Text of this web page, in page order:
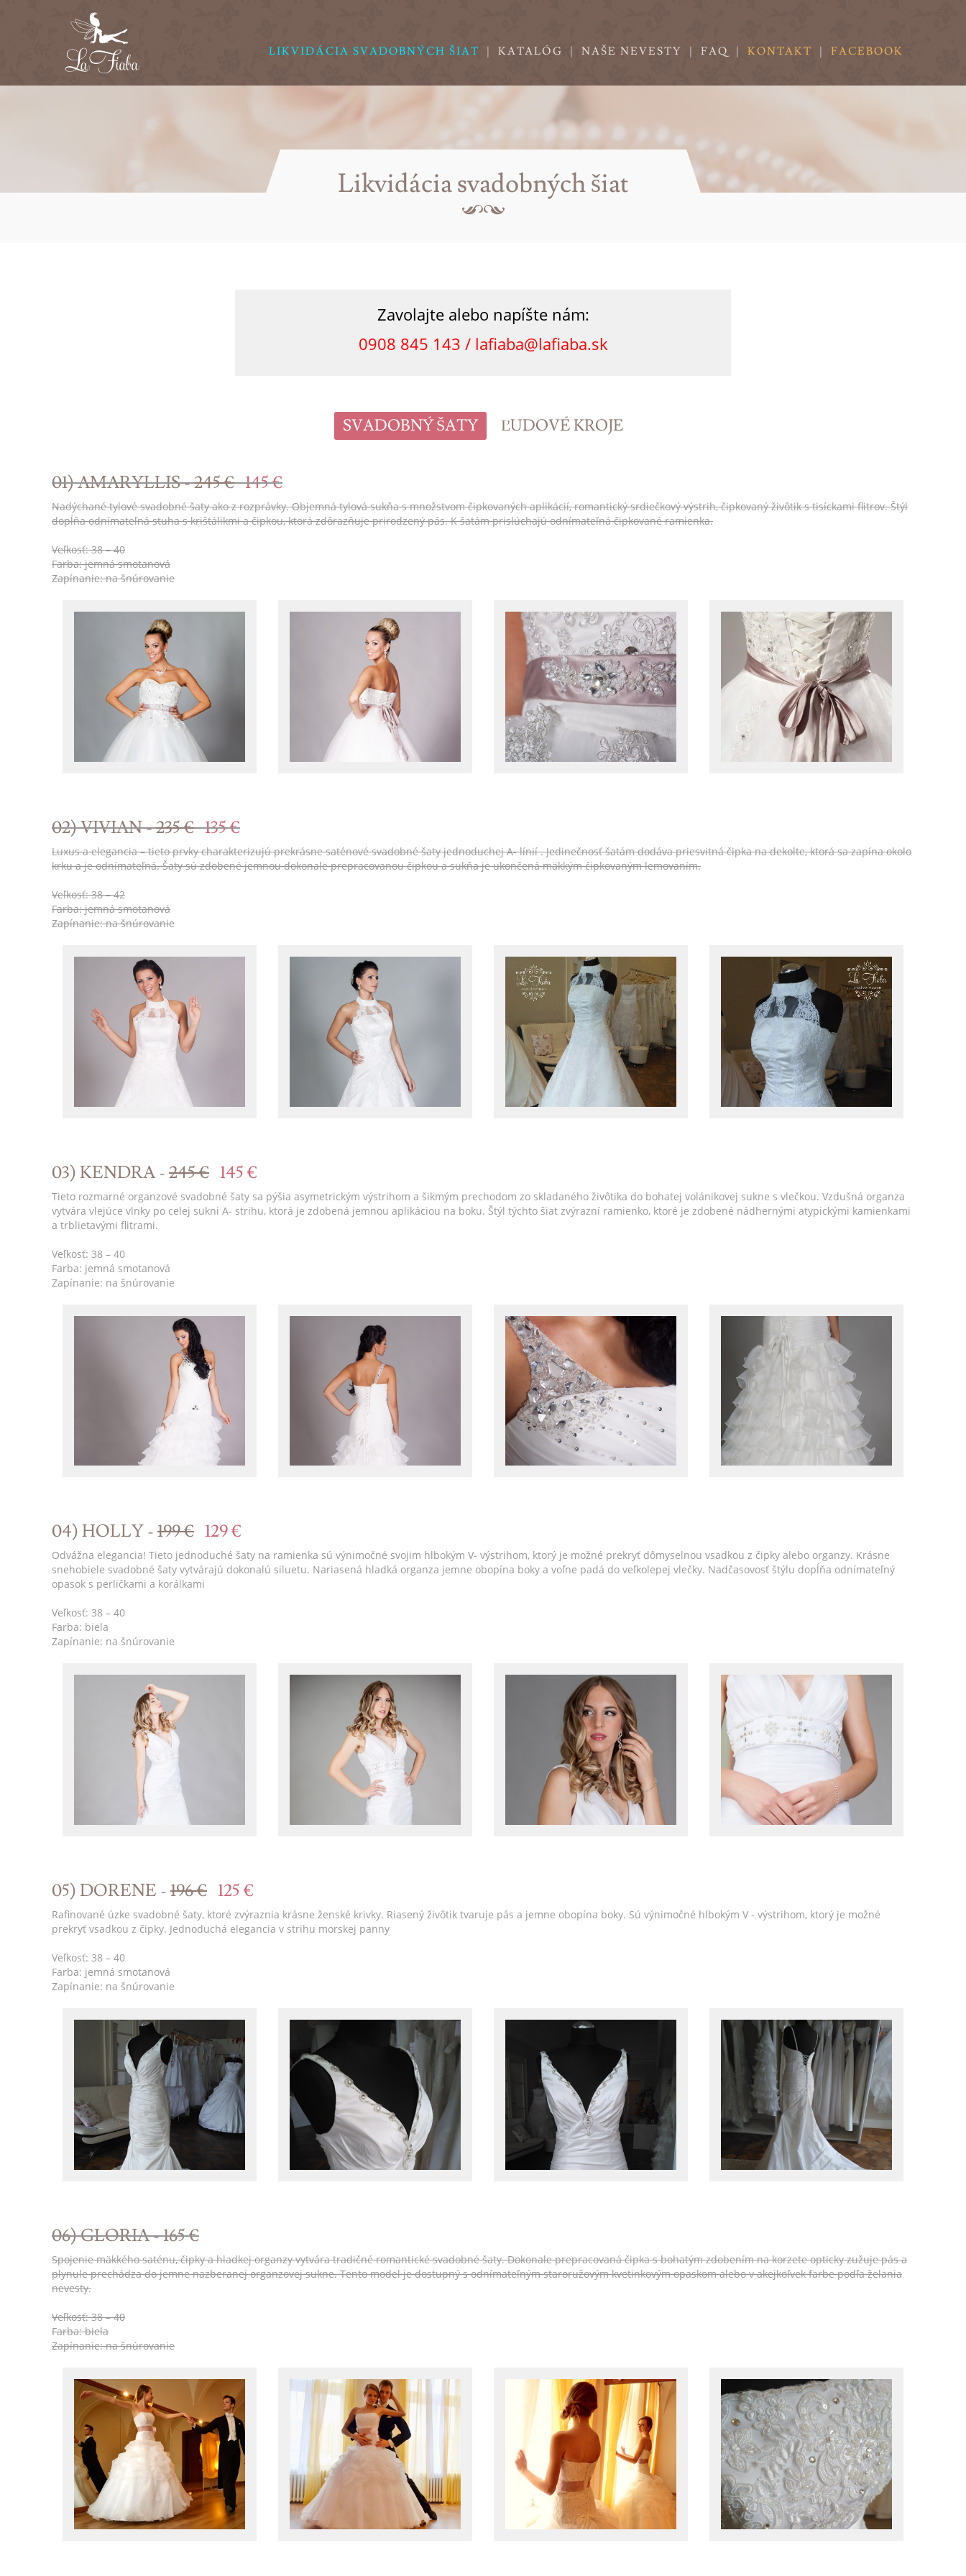
LIKVIDÁCIA SVADOBNÝCH ŠIAT | KATALÓG | NAŠE NEVESTY | FAQ | KONTAKT | FACEBOOK
Likvidácia svadobných šiat
Zavolajte alebo napíšte nám:
0908 845 143 / lafiaba@lafiaba.sk
SVADOBNÝ ŠATY ĽUDOVÉ KROJE
01) AMARYLLIS -245 € 145 €
Nadýchané tylové svadobné šaty ako z rozprávky. Objemná tylová sukňa s množstvom čipkovaných aplikácií, romantický srdiečkový výstrih, čipkovaný živôtik s tisíckami flitrov. Štýl
dopĺňa odnímateľná stuha s krištálikmi a čipkou, ktorá zdôrazňuje prirodzený pás. K šatám prislúchajú odnímateľná čipkované ramienka.
Veľkosť: 38 – 40
Farba: jemná smotanová
Zapínanie: na šnúrovanie
02) VIVIAN -235 € 135 €
Luxus a elegancia – tieto prvky charakterizujú prekrásne saténové svadobné šaty jednoduchej A- línií . Jedinečnosť šatám dodáva priesvitná čipka na dekolte, ktorá sa zapína okolo
krku a je odnímateľná. Šaty sú zdobené jemnou dokonale prepracovanou čipkou a sukňa je ukončená mäkkým čipkovaným lemovaním.
Veľkosť: 38 – 42
Farba: jemná smotanová
Zapínanie: na šnúrovanie
03) KENDRA -245 € 145 €
Tieto rozmarné organzové svadobné šaty sa pýšia asymetrickým výstrihom a šikmým prechodom zo skladaného živôtika do bohatej volánikovej sukne s vlečkou. Vzdušná organza
vytvára vlejúce vlnky po celej sukni A- strihu, ktorá je zdobená jemnou aplikáciou na boku. Štýl týchto šiat zvýrazní ramienko, ktoré je zdobené nádhernými atypickými kamienkami
a trblietavými flitrami.
Veľkosť: 38 – 40
Farba: jemná smotanová
Zapínanie: na šnúrovanie
04) HOLLY -199 € 129 €
Odvážna elegancia! Tieto jednoduché šaty na ramienka sú výnimočné svojim hlbokým V- výstrihom, ktorý je možné prekryť dômyselnou vsadkou z čipky alebo organzy. Krásne
snehobiele svadobné šaty vytvárajú dokonalú siluetu. Nariasená hladká organza jemne obopína boky a voľne padá do veľkolepej vlečky. Nadčasovosť štýlu dopĺňa odnímateľný
opasok s perličkami a korálkami
Veľkosť: 38 – 40
Farba: biela
Zapínanie: na šnúrovanie
05) DORENE -196 € 125 €
Rafinované úzke svadobné šaty, ktoré zvýraznia krásne ženské krivky. Riasený živôtik tvaruje pás a jemne obopína boky. Sú výnimočné hlbokým V - výstrihom, ktorý je možné
prekryť vsadkou z čipky. Jednoduchá elegancia v strihu morskej panny
Veľkosť: 38 – 40
Farba: jemná smotanová
Zapínanie: na šnúrovanie
06) GLORIA - 165 €
Spojenie mäkkého saténu, čipky a hladkej organzy vytvára tradičné romantické svadobné šaty. Dokonale prepracovaná čipka s bohatým zdobením na korzete opticky zužuje pás a
plynule prechádza do jemne nazberanej organzovej sukne. Tento model je dostupný s odnímateľným staroružovým kvetinkovým opaskom alebo v akejkoľvek farbe podľa želania
nevesty.
Veľkosť: 38 – 40
Farba: biela
Zapínanie: na šnúrovanie